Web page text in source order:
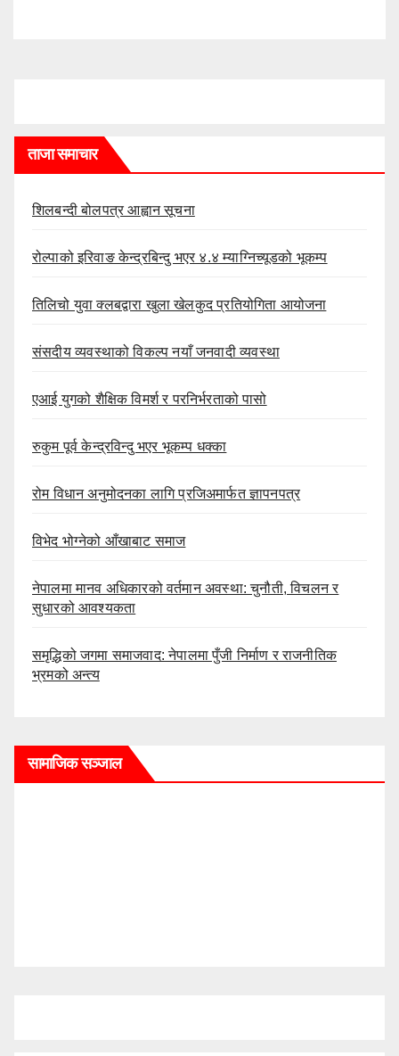
ताजा समाचार
शिलबन्दी बोलपत्र आह्वान सूचना
रोल्पाको इरिवाङ केन्द्रबिन्दु भएर ४.४ म्याग्निच्यूडको भूकम्प
तिलिचो युवा क्लबद्वारा खुला खेलकुद प्रतियोगिता आयोजना
संसदीय व्यवस्थाको विकल्प नयाँ जनवादी व्यवस्था
एआई युगको शैक्षिक विमर्श र परनिर्भरताको पासो
रुकुम पूर्व केन्द्रविन्दु भएर भूकम्प धक्का
रोम विधान अनुमोदनका लागि प्रजिअमार्फत ज्ञापनपत्र
विभेद भोग्नेको आँखाबाट समाज
नेपालमा मानव अधिकारको वर्तमान अवस्था: चुनौती, विचलन र
सुधारको आवश्यकता
समृद्धिको जगमा समाजवाद: नेपालमा पुँजी निर्माण र राजनीतिक
भ्रमको अन्त्य
सामाजिक सञ्जाल